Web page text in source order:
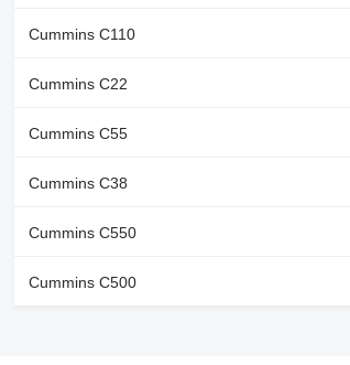
Cummins C110
Cummins C22
Cummins C55
Cummins C38
Cummins C550
Cummins C500